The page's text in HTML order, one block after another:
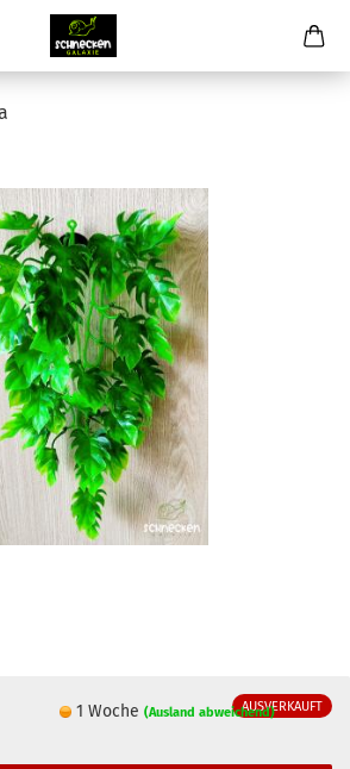
AUSVERKAUFT
1 Woche(Ausland abweichend)